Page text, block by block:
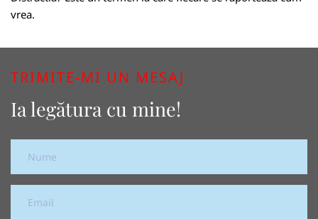
vrea.
TRIMITE-MI UN MESAJ
Ia legătura cu mine!